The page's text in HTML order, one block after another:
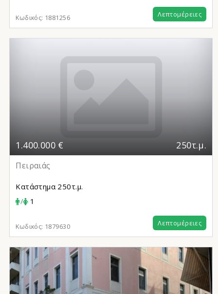
Κωδικός: 1881256 Λεπτομέρειες
1.400.000 € 250τ.μ.
Πειραιάς
Κατάστημα 250τ.μ.
/
1
Κωδικός: 1879630 Λεπτομέρειες